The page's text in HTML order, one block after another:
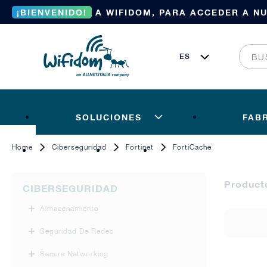
¡BIENVENIDO! A WIFIDOM, PARA ACCEDER A
SOLUCIONES
Home Ciberseguridad Fortinet FortiCache
CIBERSEGURIDAD
Almacenamiento
Seguridad De Redes
Secure Networking